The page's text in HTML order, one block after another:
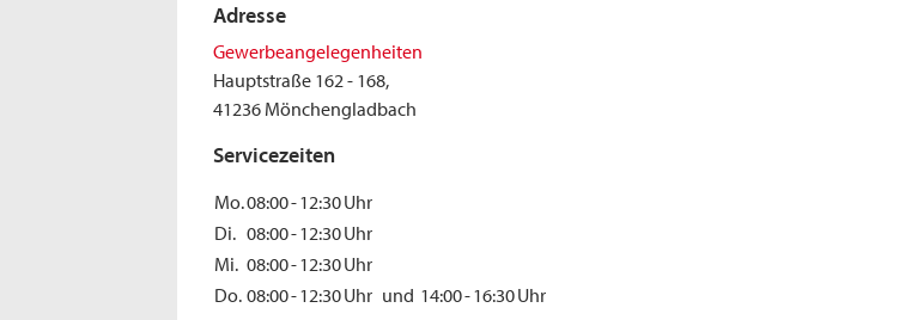
Adresse
Gewerbeangelegenheiten
Hauptstraße 162 - 168,
41236 Mönchengladbach
Servicezeiten
Mo.08:00-12:30Uhr
Di. 08:00-12:30Uhr
Mi. 08:00-12:30Uhr
Do. 08:00-12:30Uhr und 14:00-16:30Uhr